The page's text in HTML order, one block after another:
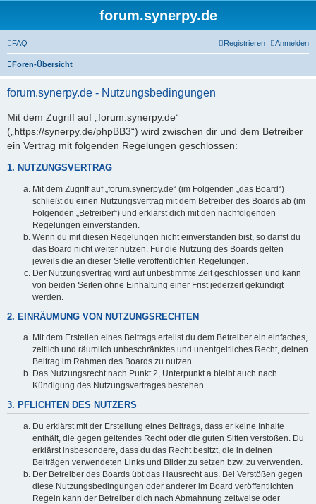
forum.synerpy.de
FAQ Anmelden
Registrieren
Foren-Übersicht
forum.synerpy.de - Nutzungsbedingungen
Mit dem Zugriff auf „forum.synerpy.de“
(„https://synerpy.de/phpBB3“) wird zwischen dir und dem Betreiber
ein Vertrag mit folgenden Regelungen geschlossen:
1. NUTZUNGSVERTRAG
Mit dem Zugriff auf „forum.synerpy.de“ (im Folgenden „das Board“)
schließt du einen Nutzungsvertrag mit dem Betreiber des Boards ab (im
Folgenden „Betreiber“) und erklärst dich mit den nachfolgenden
Regelungen einverstanden.
Wenn du mit diesen Regelungen nicht einverstanden bist, so darfst du
das Board nicht weiter nutzen. Für die Nutzung des Boards gelten
jeweils die an dieser Stelle veröffentlichten Regelungen.
Der Nutzungsvertrag wird auf unbestimmte Zeit geschlossen und kann
von beiden Seiten ohne Einhaltung einer Frist jederzeit gekündigt
werden.
2. EINRÄUMUNG VON NUTZUNGSRECHTEN
Mit dem Erstellen eines Beitrags erteilst du dem Betreiber ein einfaches,
zeitlich und räumlich unbeschränktes und unentgeltliches Recht, deinen
Beitrag im Rahmen des Boards zu nutzen.
Das Nutzungsrecht nach Punkt 2, Unterpunkt a bleibt auch nach
Kündigung des Nutzungsvertrages bestehen.
3. PFLICHTEN DES NUTZERS
Du erklärst mit der Erstellung eines Beitrags, dass er keine Inhalte
enthält, die gegen geltendes Recht oder die guten Sitten verstoßen. Du
erklärst insbesondere, dass du das Recht besitzt, die in deinen
Beiträgen verwendeten Links und Bilder zu setzen bzw. zu verwenden.
Der Betreiber des Boards übt das Hausrecht aus. Bei Verstößen gegen
diese Nutzungsbedingungen oder anderer im Board veröffentlichten
Regeln kann der Betreiber dich nach Abmahnung zeitweise oder